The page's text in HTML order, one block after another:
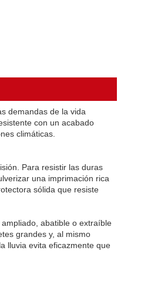
demandas de la vida
con un acabado
climáticas.
Para resistir las duras
una imprimación rica
sólida que resiste
abatible o extraíble
grandes y, al mismo
lluvia evita eficazmente que